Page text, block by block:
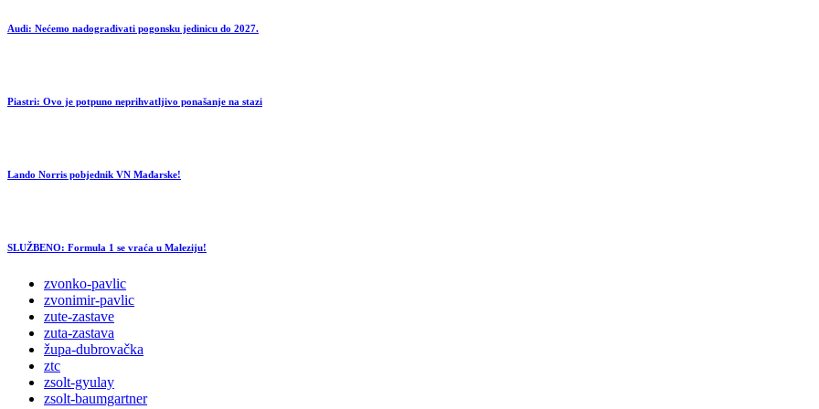
Audi: Nećemo nadograđivati pogonsku jedinicu do 2027.
Piastri: Ovo je potpuno neprihvatljivo ponašanje na stazi
Lando Norris pobjednik VN Mađarske!
SLUŽBENO: Formula 1 se vraća u Maleziju!
zvonko-pavlic
zvonimir-pavlic
zute-zastave
zuta-zastava
župa-dubrovačka
ztc
zsolt-gyulay
zsolt-baumgartner